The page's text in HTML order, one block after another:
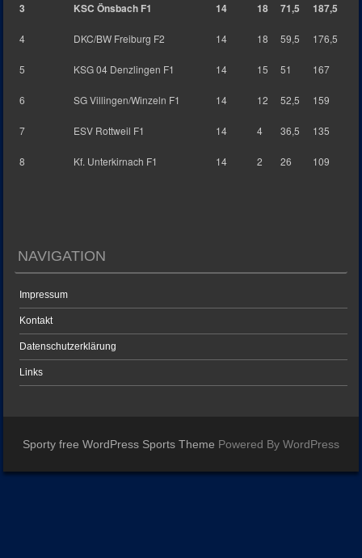
3 KSC Önsbach F1 14 18 71,5 187,5
4 DKC/BW Freiburg F2 14 18 59,5 176,5
5 KSG 04 Denzlingen F1 14 15 51 167
6 SG Villingen/Winzeln F1 14 12 52,5 159
7 ESV Rottweil F1 14 4 36,5 135
8 Kf. Unterkirnach F1 14 2 26 109
NAVIGATION
Impressum
Kontakt
Datenschutzerklärung
Links
Sporty free WordPress Sports Theme Powered By WordPress